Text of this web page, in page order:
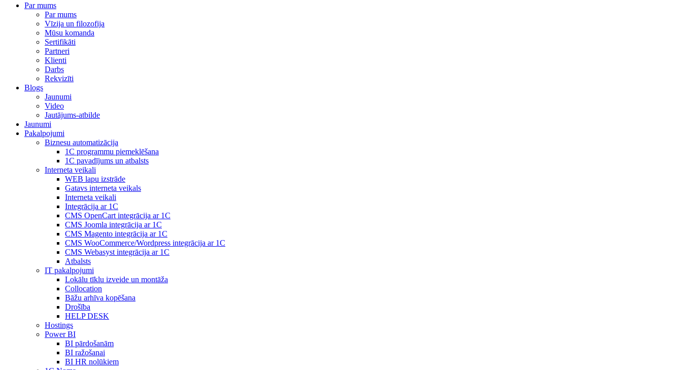
Par mums
Par mums
Vīzija un filozofija
Mūsu komanda
Sertifikāti
Partneri
Klienti
Darbs
Rekvizīti
Blogs
Jaunumi
Video
Jautājums-atbilde
Jaunumi
Pakalpojumi
Biznesu automatizācija
1С programmu piemeklēšana
1С pavadījums un atbalsts
Interneta veikali
WEB lapu izstrāde
Gatavs interneta veikals
Interneta veikali
Integrācija ar 1C
CMS OpenCart integrācija ar 1C
CMS Joomla integrācija ar 1C
CMS Magento integrācija ar 1C
CMS WooCommerce/Wordpress integrācija ar 1C
CMS Webasyst integrācija ar 1C
Atbalsts
IT pakalpojumi
Lokālu tīklu izveide un montāža
Collocation
Bāžu arhīva kopēšana
Drošība
HELP DESK
Hostings
Power BI
BI pārdošanām
BI ražošanai
BI HR nolūkiem